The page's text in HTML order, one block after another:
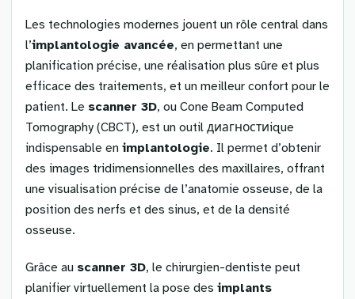
Les technologies modernes jouent un rôle central dans
l’implantologie avancée, en permettant une
planification précise, une réalisation plus sûre et plus
efficace des traitements, et un meilleur confort pour le
patient. Le scanner 3D, ou Cone Beam Computed
Tomography (CBCT), est un outil диагностиique
indispensable en implantologie. Il permet d’obtenir
des images tridimensionnelles des maxillaires, offrant
une visualisation précise de l’anatomie osseuse, de la
position des nerfs et des sinus, et de la densité
osseuse.
Grâce au scanner 3D, le chirurgien-dentiste peut
planifier virtuellement la pose des implants